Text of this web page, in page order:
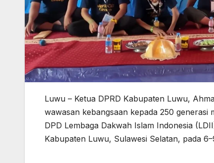
Luwu – Ketua DPRD Kabupaten Luwu,
wawasan kebangsaan kepada 250
DPD Lembaga Dakwah Islam Indonesia
Kabupaten Luwu, Sulawesi Selatan, pada